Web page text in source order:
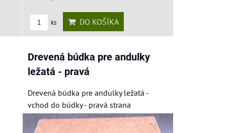
ks DO KOŠÍKA
Drevená búdka pre andulky
ležatá - pravá
Drevená búdka pre andulky ležatá -
vchod do búdky - pravá strana